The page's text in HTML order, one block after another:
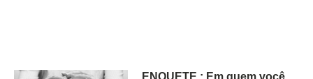
ENQUETE : Em quem você